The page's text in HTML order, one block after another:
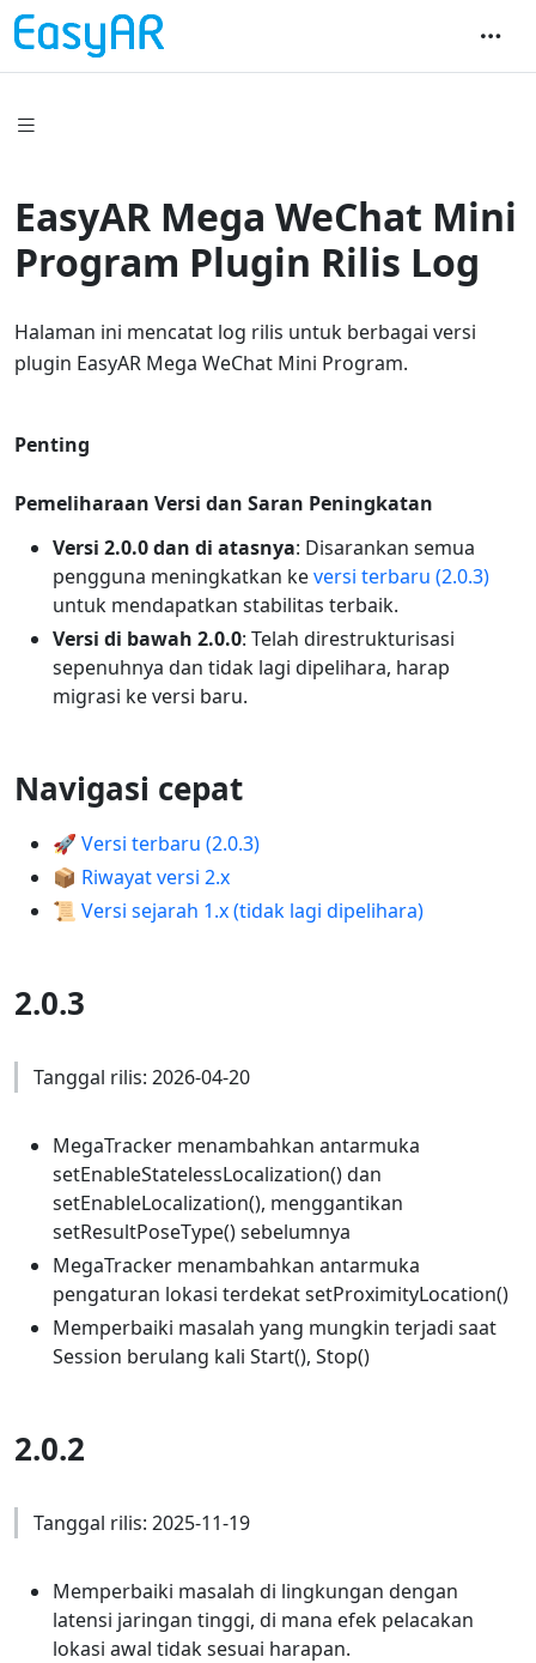
EasyAR Mega WeChat Mini
Program Plugin Rilis Log
Halaman ini mencatat log rilis untuk berbagai versi
plugin EasyAR Mega WeChat Mini Program.
Penting
Pemeliharaan Versi dan Saran Peningkatan
Versi 2.0.0 dan di atasnya: Disarankan semua
pengguna meningkatkan keversi terbaru (2.0.3)
untuk mendapatkan stabilitas terbaik.
Versi di bawah 2.0.0: Telah direstrukturisasi
sepenuhnya dan tidak lagi dipelihara, harap
migrasi ke versi baru.
Navigasi cepat
🚀 Versi terbaru (2.0.3)
📦 Riwayat versi 2.x
📜 Versi sejarah 1.x (tidak lagi dipelihara)
2.0.3
Tanggal rilis: 2026-04-20
MegaTracker menambahkan antarmuka
setEnableStatelessLocalization() dan
setEnableLocalization(), menggantikan
setResultPoseType() sebelumnya
MegaTracker menambahkan antarmuka
pengaturan lokasi terdekat setProximityLocation()
Memperbaiki masalah yang mungkin terjadi saat
Session berulang kali Start(), Stop()
2.0.2
Tanggal rilis: 2025-11-19
Memperbaiki masalah di lingkungan dengan
latensi jaringan tinggi, di mana efek pelacakan
lokasi awal tidak sesuai harapan.